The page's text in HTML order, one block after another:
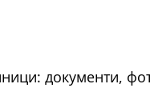
документи,